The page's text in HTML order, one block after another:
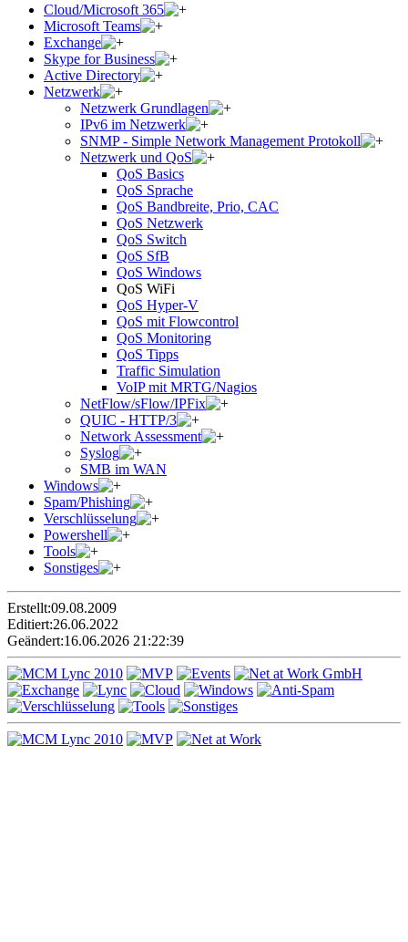
Cloud/Microsoft 365
Microsoft Teams
Exchange
Skype for Business
Active Directory
Netzwerk
Netzwerk Grundlagen
IPv6 im Netzwerk
SNMP - Simple Network Management Protokoll
Netzwerk und QoS
QoS Basics
QoS Sprache
QoS Bandbreite, Prio, CAC
QoS Netzwerk
QoS Switch
QoS SfB
QoS Windows
QoS WiFi
QoS Hyper-V
QoS mit Flowcontrol
QoS Monitoring
QoS Tipps
Traffic Simulation
VoIP mit MRTG/Nagios
NetFlow/sFlow/IPFix
QUIC - HTTP/3
Network Assessment
Syslog
SMB im WAN
Windows
Spam/Phishing
Verschlüsselung
Powershell
Tools
Sonstiges
Erstellt:09.08.2009
Editiert:26.06.2022
Geändert:16.06.2026 21:22:39